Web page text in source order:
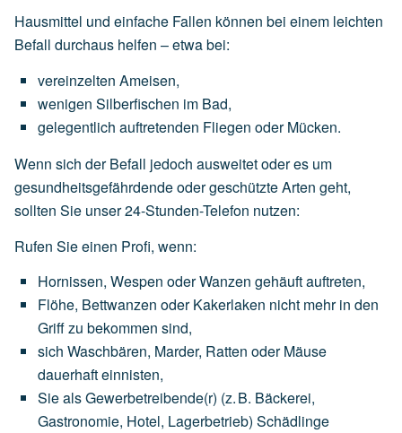
Hausmittel und einfache Fallen können bei einem leichten
Befall durchaus helfen – etwa bei:
vereinzelten Ameisen,
wenigen Silberfischen im Bad,
gelegentlich auftretenden Fliegen oder Mücken.
Wenn sich der Befall jedoch ausweitet oder es um
gesundheitsgefährdende oder geschützte Arten geht,
sollten Sie unser 24-Stunden-Telefon nutzen:
Rufen Sie einen Profi, wenn:
Hornissen, Wespen oderWanzen gehäuftauftreten,
Flöhe, Bettwanzen oder Kakerlaken nicht mehr in den
Griffzu bekommen sind,
sich Waschbären, Marder, Ratten oder Mäuse
dauerhafteinnisten,
SiealsGewerbetreibende(r) (z.B. Bäckerei,
Gastronomie, Hotel, Lagerbetrieb) Schädlinge